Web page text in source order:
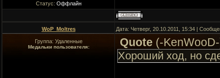
Статус: Оффлайн
WoP_Moltres Дата: Четверг, 20.10.2011, 15:34 |
Группа: Удаленные
Медальки пользователя: Quote (-KenWooD-
Хороший ход, но